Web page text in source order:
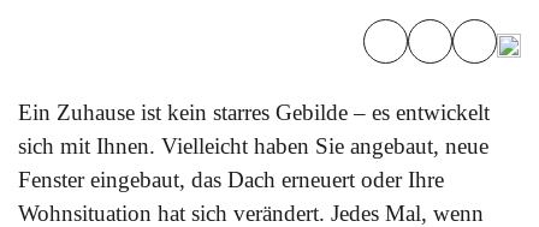
Ein Zuhause ist kein starres Gebilde – es entwickelt
sich mit Ihnen. Vielleicht haben Sie angebaut, neue
Fenster eingebaut, das Dach erneuert oder Ihre
Wohnsituation hat sich verändert. Jedes Mal, wenn